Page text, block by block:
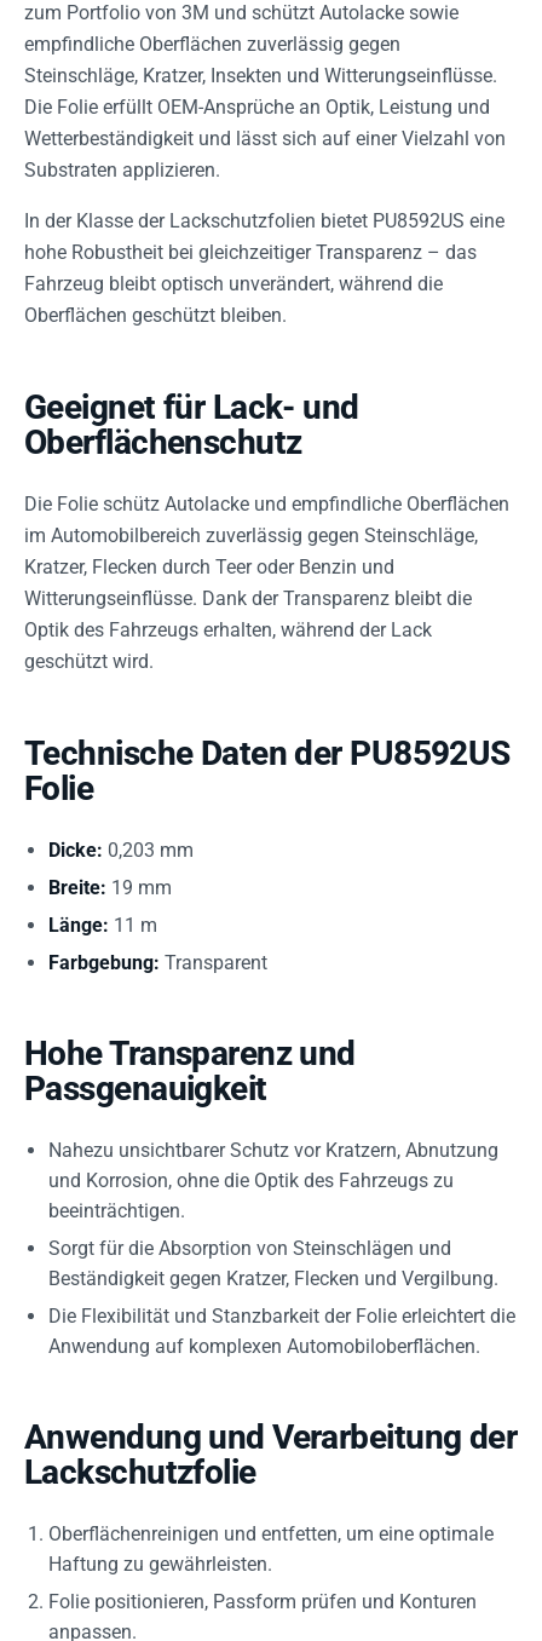
zum Portfolio von 3M und schützt Autolacke sowie
empfindliche Oberflächen zuverlässig gegen
Steinschläge, Kratzer, Insekten und Witterungseinflüsse.
Die Folie erfüllt OEM-Ansprüche an Optik, Leistung und
Wetterbeständigkeit und lässt sich auf einer Vielzahl von
Substraten applizieren.
In der Klasse der Lackschutzfolien bietet PU8592US eine
hohe Robustheit bei gleichzeitiger Transparenz – das
Fahrzeug bleibt optisch unverändert, während die
Oberflächen geschützt bleiben.
Geeignet für Lack- und
Oberflächenschutz
Die Folie schütz Autolacke und empfindliche Oberflächen
im Automobilbereich zuverlässig gegen Steinschläge,
Kratzer, Flecken durch Teer oder Benzin und
Witterungseinflüsse. Dank der Transparenz bleibt die
Optik des Fahrzeugs erhalten, während der Lack
geschützt wird.
Technische Daten der PU8592US
Folie
Dicke: 0,203 mm
Breite: 19 mm
Länge: 11 m
Farbgebung: Transparent
Hohe Transparenz und
Passgenauigkeit
Nahezu unsichtbarer Schutz vor Kratzern, Abnutzung
und Korrosion, ohne die Optik des Fahrzeugs zu
beeinträchtigen.
Sorgt für die Absorption von Steinschlägen und
Beständigkeit gegen Kratzer, Flecken und Vergilbung.
Die Flexibilität und Stanzbarkeit der Folie erleichtert die
Anwendung auf komplexen Automobiloberflächen.
Anwendung und Verarbeitung der
Lackschutzfolie
Oberflächenreinigen und entfetten, um eine optimale
Haftung zu gewährleisten.
Folie positionieren, Passform prüfen und Konturen
anpassen.